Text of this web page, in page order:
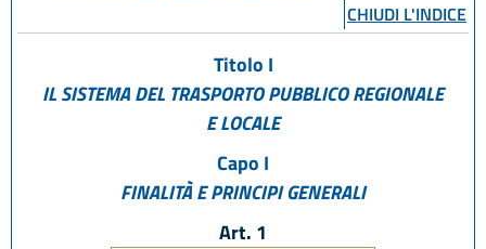
CHIUDI L'INDICE
Titolo I
IL SISTEMA DEL TRASPORTO PUBBLICO REGIONALE
E LOCALE
Capo I
FINALITÀ E PRINCIPI GENERALI
Art. 1